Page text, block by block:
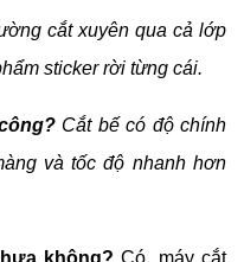
cắt xuyên qua cả lớp
sticker rời từng cái.
Cắt bế có độ chính
và tốc độ nhanh hơn
không? Có, máy cắt